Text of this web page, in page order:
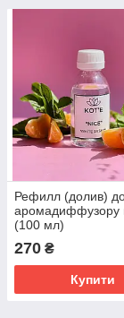
Рефилл (долив)
аромадиффузору
(100 мл)
270 ₴
Купити